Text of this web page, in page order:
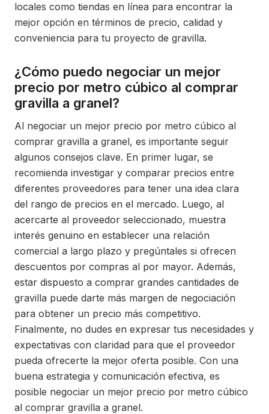
locales como tiendas en línea para encontrar la
mejor opción en términos de precio, calidad y
conveniencia para tu proyecto de gravilla.
¿Cómo puedo negociar un mejor
precio por metro cúbico al comprar
gravilla a granel?
Al negociar un mejor precio por metro cúbico al
comprar gravilla a granel, es importante seguir
algunos consejos clave. En primer lugar, se
recomienda investigar y comparar precios entre
diferentes proveedores para tener una idea clara
del rango de precios en el mercado. Luego, al
acercarte al proveedor seleccionado, muestra
interés genuino en establecer una relación
comercial a largo plazo y pregúntales si ofrecen
descuentos por compras al por mayor. Además,
estar dispuesto a comprar grandes cantidades de
gravilla puede darte más margen de negociación
para obtener un precio más competitivo.
Finalmente, no dudes en expresar tus necesidades y
expectativas con claridad para que el proveedor
pueda ofrecerte la mejor oferta posible. Con una
buena estrategia y comunicación efectiva, es
posible negociar un mejor precio por metro cúbico
al comprar gravilla a granel.